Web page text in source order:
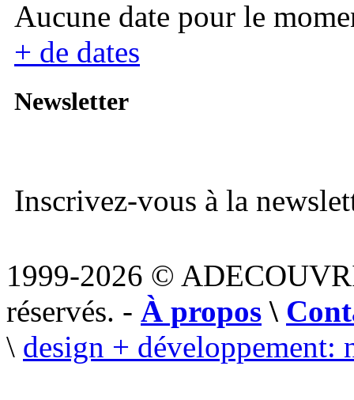
Aucune date pour le
+ de dates
Newsletter
Inscrivez-vous à la
1999-2026 ©
réservés. - À propos \
\ design + développement: